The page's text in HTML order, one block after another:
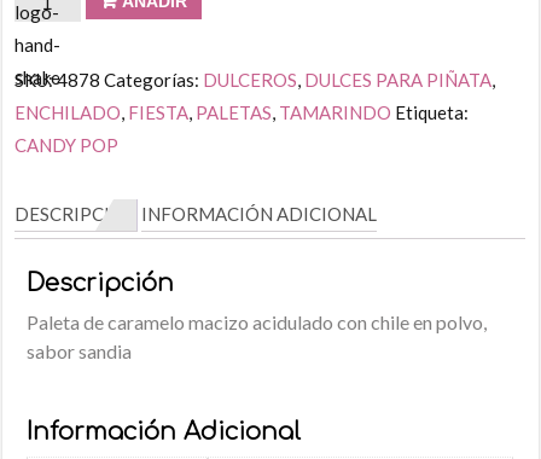
SKU:4878 Categorías: DULCEROS, DULCES PARA PIÑATA,
ENCHILADO, FIESTA, PALETAS, TAMARINDO Etiqueta:
CANDY POP
DESCRIPCIÓN INFORMACIÓN ADICIONAL
Descripción
Paleta de caramelo macizo acidulado con chile en polvo,
sabor sandia
Información Adicional